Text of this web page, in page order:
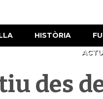
HISTÒRIA
des